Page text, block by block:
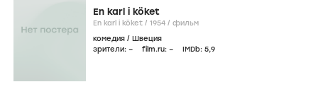
En karl i köket
En karl i köket / 1954 / фильм
комедия / Швеция
зрители: – film.ru: – IMDb: 5,9